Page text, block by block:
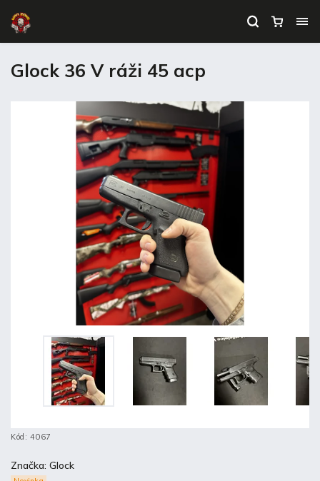
Glock 36 V ráži 45 acp
Kód: 4067
Značka: Glock